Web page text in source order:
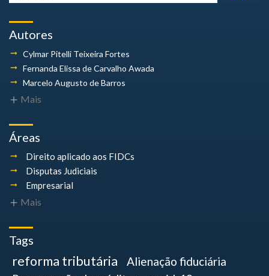
Autores
Cylmar Pitelli Teixeira Fortes
Fernanda Elissa de Carvalho Awada
Marcelo Augusto de Barros
Mais
Áreas
Direito aplicado aos FIDCs
Disputas Judiciais
Empresarial
Mais
Tags
reforma tributária
Alienação fiduciária